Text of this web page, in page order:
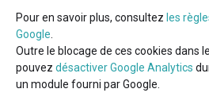
Pour en savoir plus, consultez les
Google
Outre le blocage de ces cookies dans
pouvez désactiver Google Analytics
un module fourni par Google.